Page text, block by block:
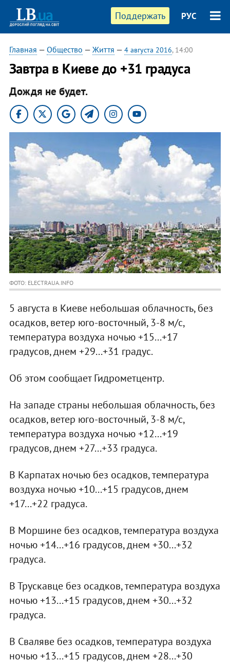
Поддержать РУС
Главная — Общество — Життя — 4 августа 2016, 14:00
Завтра в Киеве до +31 градуса
Дождя не будет.
ФОТО: ELECTRAUA.INFO
5 августа в Киеве небольшая облачность, без
осадков, ветер юго-восточный, 3-8 м/с,
температура воздуха ночью +15...+17
градусов, днем +29...+31 градус.
Об этом сообщает Гидрометцентр.
На западе страны небольшая облачность, без
осадков, ветер юго-восточный, 3-8 м/с,
температура воздуха ночью +12...+19
градусов, днем +27...+33 градуса.
В Карпатах ночью без осадков, температура
воздуха ночью +10...+15 градусов, днем
+17...+22 градуса.
В Моршине без осадков, температура воздуха
ночью +14...+16 градусов, днем +30...+32
градуса.
В Трускавце без осадков, температура воздуха
ночью +13...+15 градусов, днем +30...+32
градуса.
В Сваляве без осадков, температура воздуха
ночью +13...+15 градусов, днем +28...+30